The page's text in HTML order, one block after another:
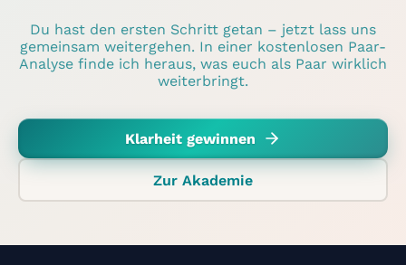
Du hast den ersten Schritt getan – jetzt lass uns
gemeinsam weitergehen. In einer kostenlosen Paar-
Analyse finde ich heraus, was euch als Paar wirklich
weiterbringt.
Klarheit gewinnen
Zur Akademie